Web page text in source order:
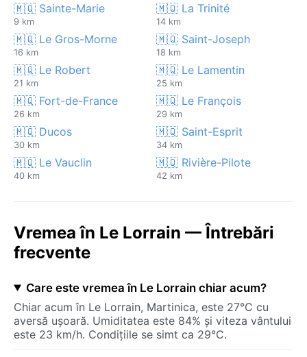
🇲🇶 Sainte-Marie
9 km
🇲🇶 La Trinité
14 km
🇲🇶 Le Gros-Morne
16 km
🇲🇶 Saint-Joseph
18 km
🇲🇶 Le Robert
21 km
🇲🇶 Le Lamentin
25 km
🇲🇶 Fort-de-France
26 km
🇲🇶 Le François
29 km
🇲🇶 Ducos
30 km
🇲🇶 Saint-Esprit
34 km
🇲🇶 Le Vauclin
40 km
🇲🇶 Rivière-Pilote
42 km
Vremea în Le Lorrain — Întrebări
frecvente
Care este vremea în Le Lorrain chiar acum?
Chiar acum în Le Lorrain, Martinica, este 27°C cu
aversă ușoară. Umiditatea este 84% și viteza vântului
este 23 km/h. Condițiile se simt ca 29°C.